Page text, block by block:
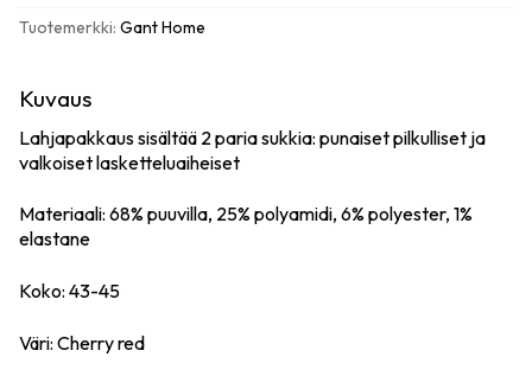
45,
määrä
Tuotemerkki: Gant Home
Kuvaus
Lahjapakkaus sisältää 2 paria sukkia: punaiset pilkulliset ja
valkoiset lasketteluaiheiset
Materiaali: 68% puuvilla, 25% polyamidi, 6% polyester, 1%
elastane
Koko: 43-45
Väri: Cherry red